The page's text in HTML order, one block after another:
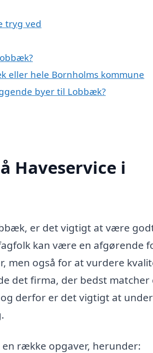
tryg ved
eller hele Bornholms kommune
byer til Lobbæk?
Haveservice i
er det vigtigt at være
kan være en afgørende
men også for at vurdere
det firma, der bedst matcher
derfor er det vigtigt at
række opgaver, herunder: